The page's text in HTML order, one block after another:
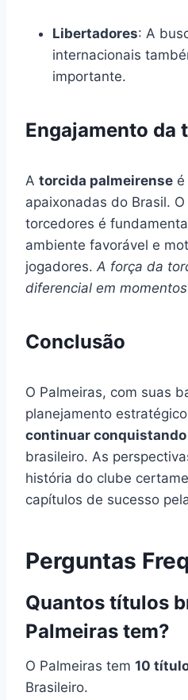
Libertadores: A
internacionais
importante.
Engajamento da
A torcida palmeirense
apaixonadas do Brasil.
torcedores é
ambiente favorável e
jogadores. A força da
diferencial em
Conclusão
O Palmeiras, com suas
planejamento
continuar
brasileiro. As
história do clube
capítulos de sucesso
Perguntas
Quantos títulos
Palmeiras tem?
O Palmeiras tem 10
Brasileiro.